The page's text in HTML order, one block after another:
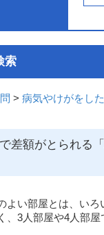
索
> 病気やけがをし
差額がとられる
よい部屋とは、い
、3人部屋や4人部